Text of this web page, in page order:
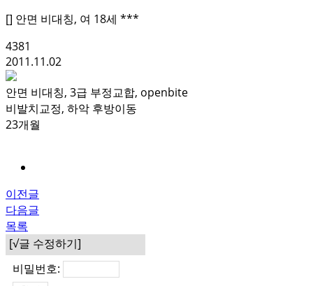
[] 안면 비대칭, 여 18세 ***
4381
2011.11.02
안면 비대칭, 3급 부정교합, openbite
비발치교정, 하악 후방이동
23개월
이전글
다음글
목록
[√글 수정하기]
비밀번호: